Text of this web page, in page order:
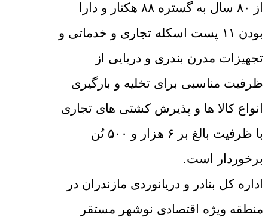
از ۸۰ سال به گستره ۸۸ هکتار و دارا
بودن ۱۱ پست اسکله تجاری و خدماتی و
تجهیزات مدرن بندری و دریایی از
ظرفیت مناسبی برای تخلیه و بارگیری
انواع کالا ها و پذیرش کشتی های تجاری
با ظرفیت بالغ بر ۶ هزار و ۵۰۰ تُن
برخوردار است.
اداره کل بنادر و دریانوردی مازندران در
منطقه ویژه اقتصادی نوشهر مستقر